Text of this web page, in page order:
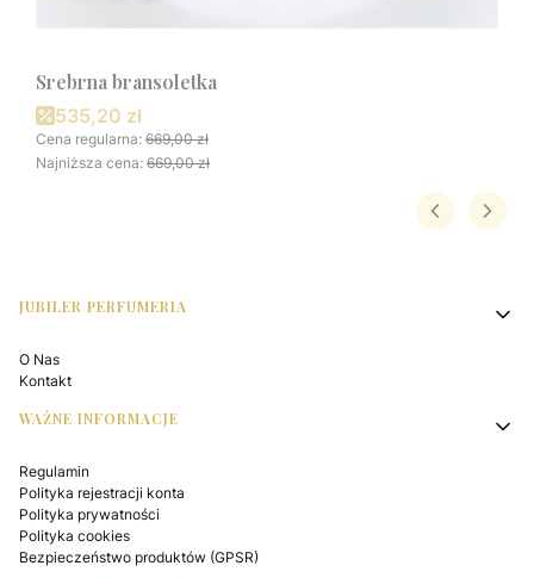
Srebrna bransoletka
Cena promocyjna
535,20 zł
Cena regularna: 669,00 zł
Najniższa cena: 669,00 zł
Linki w stopce
JUBILER PERFUMERIA
O Nas
Kontakt
WAŻNE INFORMACJE
Regulamin
Polityka rejestracji konta
Polityka prywatności
Polityka cookies
Bezpieczeństwo produktów (GPSR)